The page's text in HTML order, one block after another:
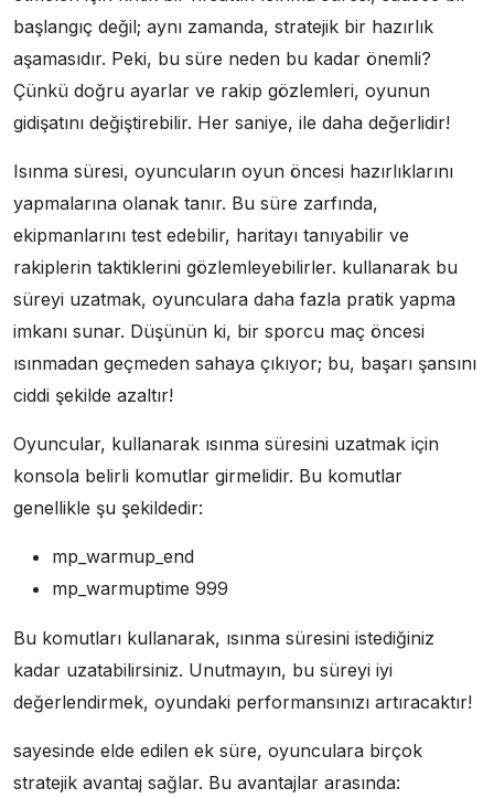
başlangıç değil; aynı zamanda, stratejik bir hazırlık
aşamasıdır. Peki, bu süre neden bu kadar önemli?
Çünkü doğru ayarlar ve rakip gözlemleri, oyunun
gidişatını değiştirebilir. Her saniye, ile daha değerlidir!
Isınma süresi, oyuncuların oyun öncesi hazırlıklarını
yapmalarına olanak tanır. Bu süre zarfında,
ekipmanlarını test edebilir, haritayı tanıyabilir ve
rakiplerin taktiklerini gözlemleyebilirler. kullanarak bu
süreyi uzatmak, oyunculara daha fazla pratik yapma
imkanı sunar. Düşünün ki, bir sporcu maç öncesi
ısınmadan geçmeden sahaya çıkıyor; bu, başarı şansını
ciddi şekilde azaltır!
Oyuncular, kullanarak ısınma süresini uzatmak için
konsola belirli komutlar girmelidir. Bu komutlar
genellikle şu şekildedir:
mp_warmup_end
mp_warmuptime 999
Bu komutları kullanarak, ısınma süresini istediğiniz
kadar uzatabilirsiniz. Unutmayın, bu süreyi iyi
değerlendirmek, oyundaki performansınızı artıracaktır!
sayesinde elde edilen ek süre, oyunculara birçok
stratejik avantaj sağlar. Bu avantajlar arasında: